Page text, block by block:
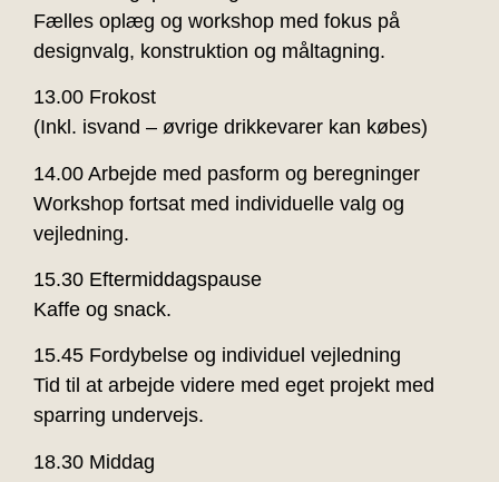
Fælles oplæg og workshop med fokus på
designvalg, konstruktion og måltagning.
13.00 Frokost
(Inkl. isvand – øvrige drikkevarer kan købes)
14.00 Arbejde med pasform og beregninger
Workshop fortsat med individuelle valg og
vejledning.
15.30 Eftermiddagspause
Kaffe og snack.
15.45 Fordybelse og individuel vejledning
Tid til at arbejde videre med eget projekt med
sparring undervejs.
18.30 Middag